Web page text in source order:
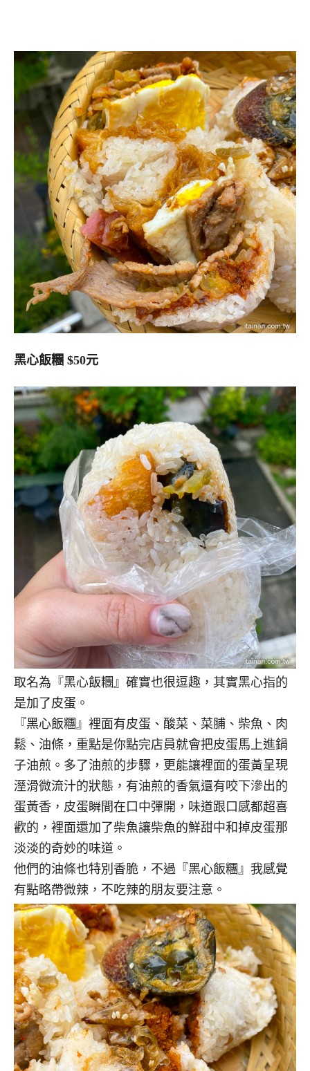
黑心飯糰 $50元
取名為『黑心飯糰』確實也很逗趣，其實黑心指的
是加了皮蛋。
『黑心飯糰』裡面有皮蛋、酸菜、菜脯、柴魚、肉
鬆、油條，重點是你點完店員就會把皮蛋馬上進鍋
子油煎。多了油煎的步驟，更能讓裡面的蛋黃呈現
溼滑微流汁的狀態，有油煎的香氣還有咬下滲出的
蛋黃香，皮蛋瞬間在口中彈開，味道跟口感都超喜
歡的，裡面還加了柴魚讓柴魚的鮮甜中和掉皮蛋那
淡淡的奇妙的味道。
他們的油條也特別香脆，不過『黑心飯糰』我感覺
有點略帶微辣，不吃辣的朋友要注意。